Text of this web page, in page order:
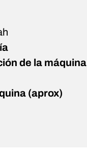
de la máquina
(aprox)